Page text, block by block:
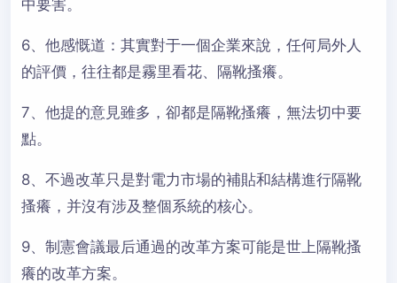
中要害。
6、他感慨道：其實對于一個企業來說，任何局外人
的評價，往往都是霧里看花、隔靴搔癢。
7、他提的意見雖多，卻都是隔靴搔癢，無法切中要
點。
8、不過改革只是對電力市場的補貼和結構進行隔靴
搔癢，并沒有涉及整個系統的核心。
9、制憲會議最后通過的改革方案可能是世上隔靴搔
癢的改革方案。